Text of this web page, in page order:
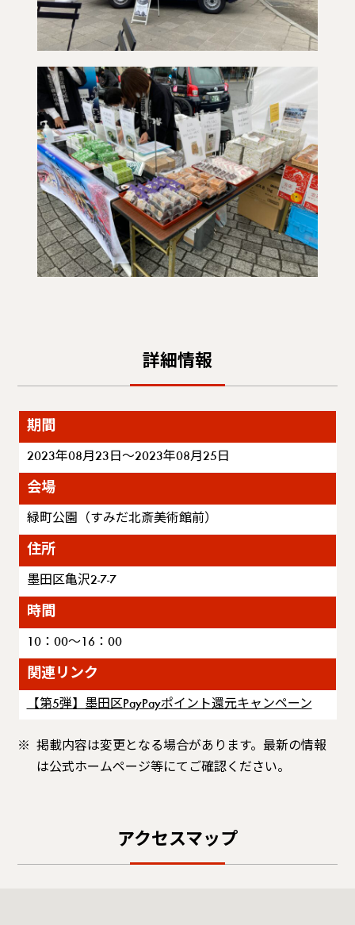
詳細情報
期間
2023年08月23日～2023年08月25日
会場
緑町公園（すみだ北斎美術館前）
住所
墨田区亀沢2-7-7
時間
10：00～16：00
関連リンク
【第5弾】墨田区PayPayポイント還元キャンペーン
掲載内容は変更となる場合があります。最新の情報
は公式ホームページ等にてご確認ください。
アクセスマップ